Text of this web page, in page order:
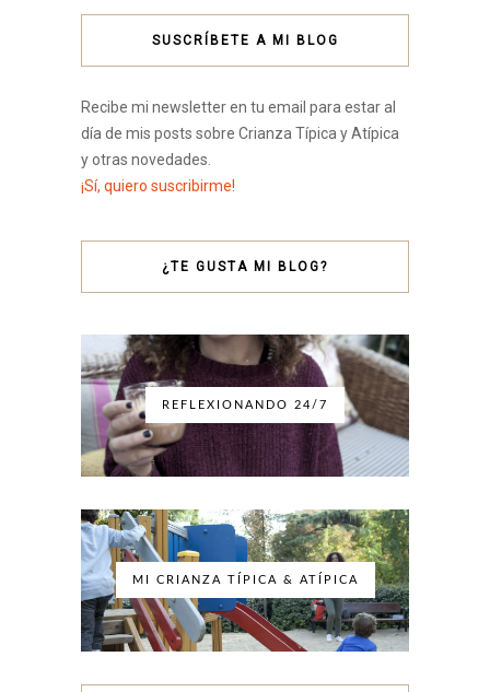
SUSCRÍBETE A MI BLOG
Recibe mi newsletter en tu email para estar al
día de mis posts sobre Crianza Típica y Atípica
y otras novedades.
¡Sí, quiero suscribirme!
¿TE GUSTA MI BLOG?
REFLEXIONANDO 24/7
MI CRIANZA TÍPICA & ATÍPICA